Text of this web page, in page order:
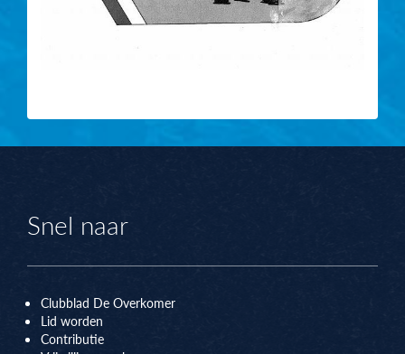
Snel naar
Clubblad De Overkomer
Lid worden
Contributie